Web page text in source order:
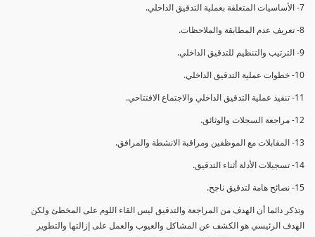
7- الأساسيات المتعلقة بعملية التدقيق الداخلي.
8- تعريف عدم المطابقة والملاحظات.
9- الترتيب والتنظيم للتدقيق الداخلي.
10- خطوات عملية التدقيق الداخلي.
11- تنفيذ عملية التدقيق الداخلي والاجتماع الافتتاحي.
12- مراجعة السجلات والوثائق.
13- المقابلات مع الموظفين ومراقبة الانشطة والمرافق.
14- تسجيلات الأدلة أثناء التدقيق.
15- نصائح هامة لتدقيق ناجح.
وتذكر دائما أن الهدف من المراجعة والتدقيق ليس القاء اللوم على المخطئ ولكن
الهدف الرئيسي هو الكشف عن المشاكل والعيوب والعمل على إزالتها والتطوير